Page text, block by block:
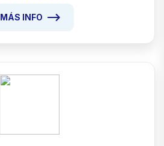
MÁS INFO